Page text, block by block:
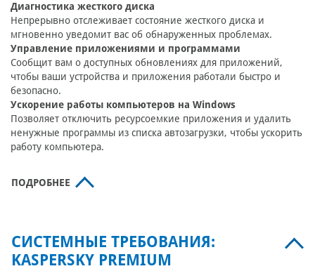
Диагностика жесткого диска
Непрерывно отслеживает состояние жесткого диска и
мгновенно уведомит вас об обнаруженных проблемах.
Управление приложениями и программами
Сообщит вам о доступных обновлениях для приложений,
чтобы ваши устройства и приложения работали быстро и
безопасно.
Ускорение работы компьютеров на Windows
Позволяет отключить ресурсоемкие приложения и удалить
ненужные программы из списка автозагрузки, чтобы ускорить
работу компьютера.
ПОДРОБНЕЕ
СИСТЕМНЫЕ ТРЕБОВАНИЯ:
KASPERSKY PREMIUM